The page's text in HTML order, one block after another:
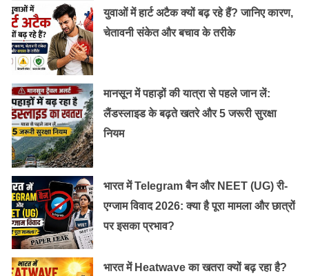
युवाओं में हार्ट अटैक क्यों बढ़ रहे हैं? जानिए कारण,
चेतावनी संकेत और बचाव के तरीके
मानसून में पहाड़ों की यात्रा से पहले जान लें:
लैंडस्लाइड के बढ़ते खतरे और 5 जरूरी सुरक्षा
नियम
भारत में Telegram बैन और NEET (UG) री-
एग्जाम विवाद 2026: क्या है पूरा मामला और छात्रों
पर इसका प्रभाव?
भारत में Heatwave का खतरा क्यों बढ़ रहा है?